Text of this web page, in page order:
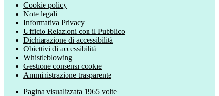
Cookie policy
Note legali
Informativa Privacy
Ufficio Relazioni con il Pubblico
Dichiarazione di accessibilità
Obiettivi di accessibilità
Whistleblowing
Gestione consensi cookie
Amministrazione trasparente
Pagina visualizzata 1965 volte